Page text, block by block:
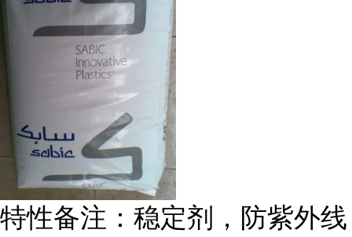
特性备注：稳定剂，防紫外线